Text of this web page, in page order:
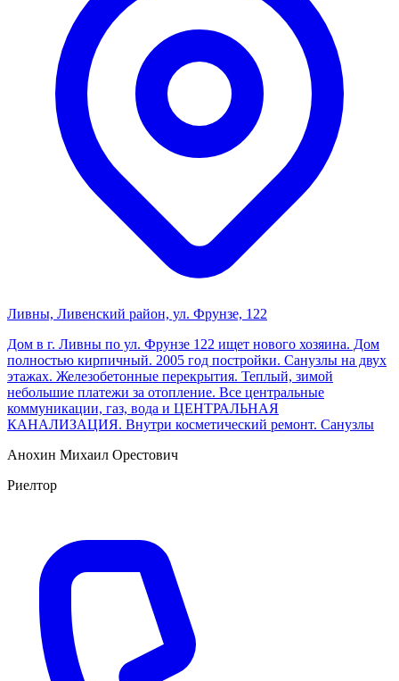
Ливны, Ливенский район, ул. Фрунзе, 122
Дом в г. Ливны по ул. Фрунзе 122 ищет нового хозяина. Дом
полностью кирпичный. 2005 год постройки. Санузлы на двух
этажах. Железобетонные перекрытия. Теплый, зимой
небольшие платежи за отопление. Все центральные
коммуникации, газ, вода и ЦЕНТРАЛЬНАЯ
КАНАЛИЗАЦИЯ. Внутри косметический ремонт. Санузлы
Анохин Михаил Орестович
Риелтор